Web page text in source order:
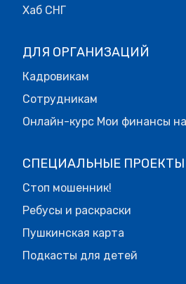
Хаб СНГ
ДЛЯ ОРГАНИЗАЦИЙ
Кадровикам
Сотрудникам
Онлайн-курс Мои финансы
СПЕЦИАЛЬНЫЕ ПРОЕКТЫ
Стоп мошенник!
Ребусы и раскраски
Пушкинская карта
Подкасты для детей